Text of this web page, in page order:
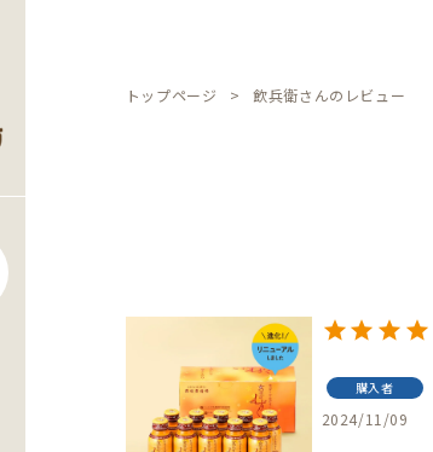
トップページ 飲兵衛さんのレビュー
購入者
2024/11/09